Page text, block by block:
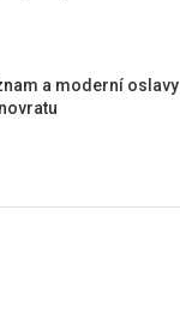
a moderní oslavy